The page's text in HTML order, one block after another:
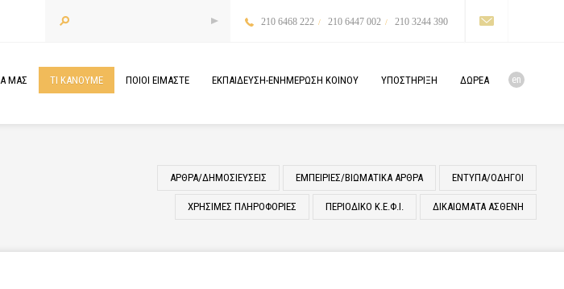
210 6468 222 210 6447 002 210 3244 390
en
ΜΑΣ ΤΙ ΚΑΝΟΥΜΕ ΠΟΙΟΙ ΕΙΜΑΣΤΕ ΕΚΠΑΙΔΕΥΣΗ-ΕΝΗΜΕΡΩΣΗ ΚΟΙΝΟΥ ΥΠΟΣΤΗΡΙΞΗ ΔΩΡΕΑ
ΑΡΘΡΑ/ΔΗΜΟΣΙΕΥΣΕΙΣ ΕΜΠΕΙΡΙΕΣ/ΒΙΩΜΑΤΙΚΑ ΑΡΘΡΑ ΕΝΤΥΠΑ/ΟΔΗΓΟΙ
ΧΡΗΣΙΜΕΣ ΠΛΗΡΟΦΟΡΙΕΣ ΠΕΡΙΟΔΙΚΟ Κ.Ε.Φ.Ι. ΔΙΚΑΙΩΜΑΤΑ ΑΣΘΕΝΗ